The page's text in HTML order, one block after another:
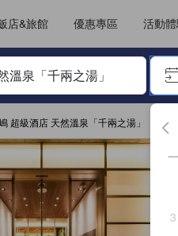
店&旅館 優惠專區 活動
用上下鍵或Tab鍵移動，並按「Enter
按
一
3
超級酒店 天然溫泉「千兩之湯」
房後才遞交上傳，我們堅持提
分